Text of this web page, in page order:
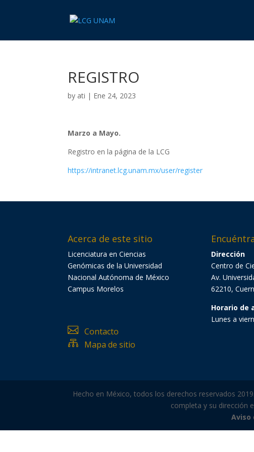
REGISTRO
by ati | Ene 24, 2023
Marzo a Mayo.
Registro en la página de la LCG
https://intranet.lcg.unam.mx/user/register
Acerca de este sitio
Licenciatura en Ciencias
Genómicas de la Universidad
Nacional Autónoma de México
Campus Morelos
 Contacto
 Mapa de sitio
Dirección
Centro de
Av.
62210,
Horario de
Lunes a
Hecho en México, todos los derechos reservados
completa y su dirección
Aviso